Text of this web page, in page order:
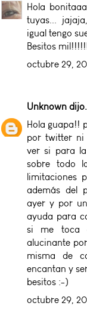
Hola
tuyas...
igual tengo
Besitos
octubre 29,
Unknown
Hola guapa!!
por twitter ni
ver si para
sobre todo
limitaciones
además del
ayer y por
ayuda para
si me toca
alucinante
misma de
encantan y
besitos :-)
octubre 29,